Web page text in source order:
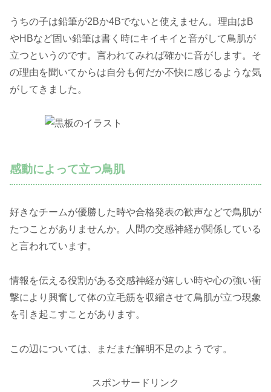
うちの子は鉛筆が2Bか4Bでないと使えません。理由はB
やHBなど固い鉛筆は書く時にキイキイと音がして鳥肌が
立つというのです。言われてみれば確かに音がします。そ
の理由を聞いてからは自分も何だか不快に感じるような気
がしてきました。
感動によって立つ鳥肌
好きなチームが優勝した時や合格発表の歓声などで鳥肌が
たつことがありませんか。人間の交感神経が関係している
と言われています。
情報を伝える役割がある交感神経が嬉しい時や心の強い衝
撃により興奮して体の立毛筋を収縮させて鳥肌が立つ現象
を引き起こすことがあります。
この辺については、まだまだ解明不足のようです。
スポンサードリンク